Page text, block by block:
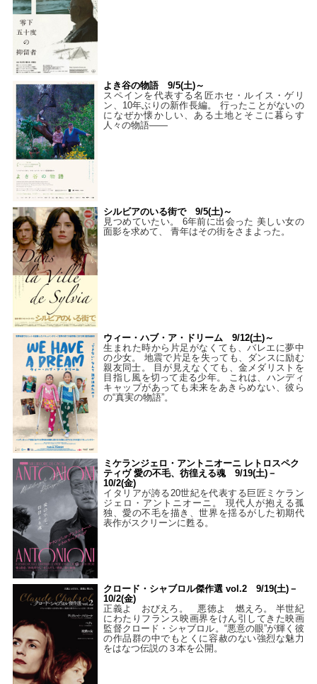
よき谷の物語 9/5(土)～
スペインを代表する名匠ホセ・ルイス・ゲリ
ン、10年ぶりの新作長編。 行ったことがないの
になぜか懐かしい、ある土地とそこに暮らす
人々の物語――
シルビアのいる街で 9/5(土)～
見つめていたい。 6年前に出会った 美しい女の
面影を求めて、 青年はその街をさまよった。
ウィー・ハブ・ア・ドリーム 9/12(土)～
生まれた時から片足がなくても、バレエに夢中
の少女。 地震で片足を失っても、ダンスに励む
親友同士。 目が見えなくても、金メダリストを
目指し風を切って走る少年。 これは、ハンディ
キャップがあっても未来をあきらめない、彼ら
の“真実の物語”。
ミケランジェロ・アントニオーニ レトロスペク
ティヴ 愛の不毛、彷徨える魂 9/19(土)－
10/2(金)
イタリアが誇る20世紀を代表する巨匠ミケラン
ジェロ・アントニオーニ。 現代人が抱える孤
独、愛の不毛を描き、世界を揺るがした初期代
表作がスクリーンに甦る。
クロード・シャブロル傑作選 vol.2 9/19(土)－
10/2(金)
正義よ おびえろ。 悪徳よ 燃えろ。 半世紀
にわたりフランス映画界をけん引してきた映画
監督クロード・シャブロル。“悪意の眼”が輝く彼
の作品群の中でもとくに容赦のない強烈な魅力
をはなつ伝説の３本を公開。